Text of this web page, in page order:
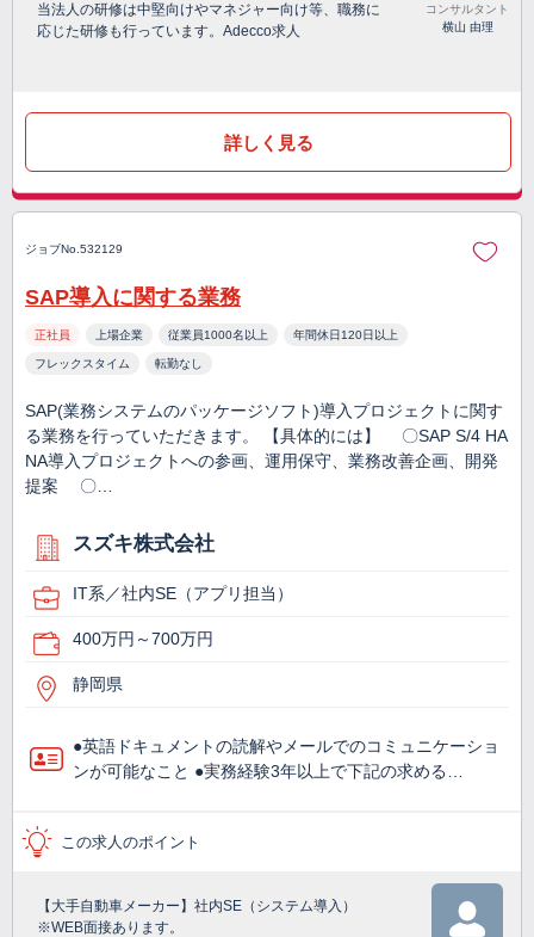
当法人の研修は中堅向けやマネジャー向け等、職務に
応じた研修も行っています。Adecco求人
コンサルタント
横山 由理
詳しく見る
ジョブNo.532129
SAP導入に関する業務
正社員 上場企業 従業員1000名以上 年間休日120日以上
フレックスタイム 転勤なし
SAP(業務システムのパッケージソフト)導入プロジェクトに関す
る業務を行っていただきます。 【具体的には】 〇SAP S/4 HA
NA導入プロジェクトへの参画、運用保守、業務改善企画、開発
提案 〇…
スズキ株式会社
IT系／社内SE（アプリ担当）
400万円～700万円
静岡県
●英語ドキュメントの読解やメールでのコミュニケーショ
ンが可能なこと ●実務経験3年以上で下記の求める…
この求人のポイント
【大手自動車メーカー】社内SE（システム導入）
※WEB面接あります。